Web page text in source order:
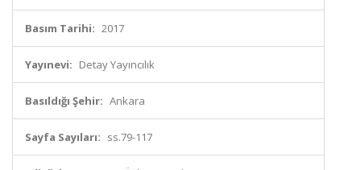
Basım Tarihi: 2017
Yayınevi: Detay Yayıncılık
Basıldığı Şehir: Ankara
Sayfa Sayıları: ss.79-117